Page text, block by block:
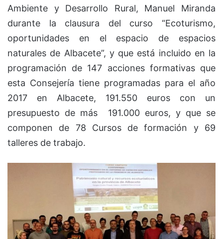
Ambiente y Desarrollo Rural, Manuel Miranda
durante la clausura del curso “Ecoturismo,
oportunidades en el espacio de espacios
naturales de Albacete”, y que está incluido en la
programación de 147 acciones formativas que
esta Consejería tiene programadas para el año
2017 en Albacete, 191.550 euros con un
presupuesto de más 191.000 euros, y que se
componen de 78 Cursos de formación y 69
talleres de trabajo.